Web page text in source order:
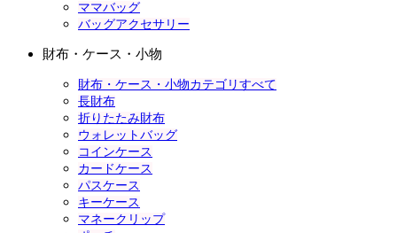
ママバッグ
バッグアクセサリー
財布・ケース・小物
財布・ケース・小物カテゴリすべて
長財布
折りたたみ財布
ウォレットバッグ
コインケース
カードケース
パスケース
キーケース
マネークリップ